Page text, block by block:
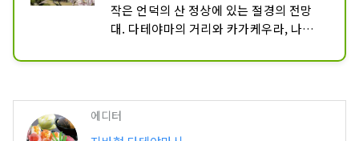
작은 언덕의 산 정상에 있는 절경의 전망
대. 다테야마의 거리와 카가케우라, 나아
마 굴지의 전망 명소로 알려져 있습니다.
의 꽃들도 즐길 수 있는 시민이나 관광객의
휴식의 장소가 되고 있습니다.
에디터